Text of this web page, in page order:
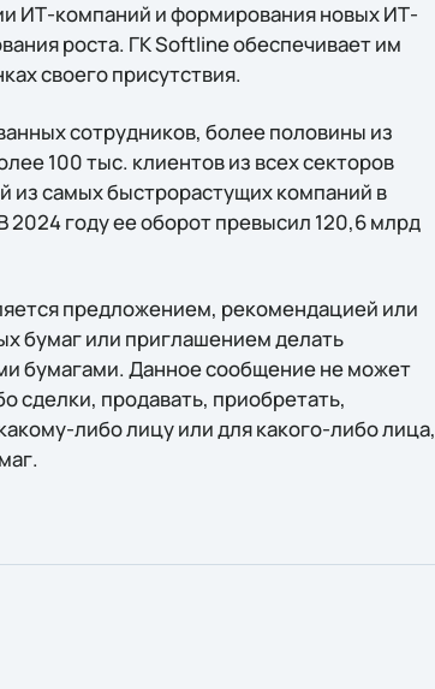
ИТ-компаний и формирования новых ИТ-
роста. ГК Softline обеспечивает им
своего присутствия.
сотрудников, более половины из
100 тыс. клиентов из всех секторов
из самых быстрорастущих компаний в
году ее оборот превысил 120,6 млрд
предложением, рекомендацией или
бумаг или приглашением делать
бумагами. Данное сообщение не может
сделки, продавать, приобретать,
либо лицу или для какого-либо лица,